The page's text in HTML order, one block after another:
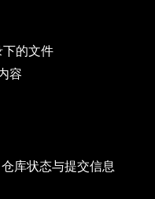
的文件
容
库状态与提交信息